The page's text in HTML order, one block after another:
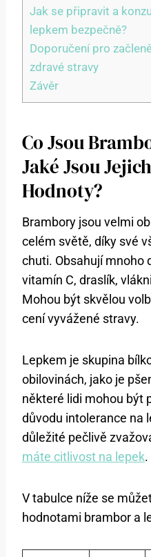
Jak se připravit a
lepkem bezpečně?
Doporučení pro
zdravé stravy
Závěr
Co Jsou
Jaké Jsou
Hodnoty?
Brambory jsou velmi
celém světě, díky své
chuti. Obsahují mnoho
vitamín C, draslík,
Mohou být skvělou
cení vyvážené stravy.
Lepkem je skupina
obilovinách, jako je
některé lidi mohou být
důvodu intolerance na
důležité pečlivě
máte citlivost na lepek.
V tabulce níže se
hodnotami brambor a